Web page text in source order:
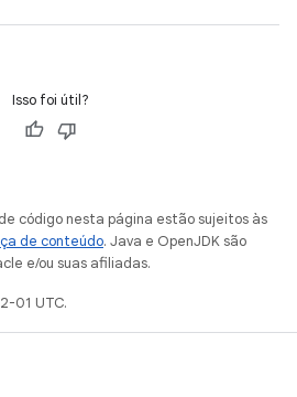
Isso foi útil?
código nesta página estão sujeitos às
de conteúdo. Java e OpenJDK são
e/ou suas afiliadas.
01 UTC.